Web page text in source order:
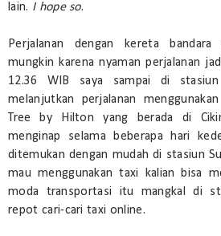
lain. I hope so.
Perjalanan dengan kereta
mungkin karena nyaman perjalanan
12.36 WIB saya sampai di
melanjutkan perjalanan
Tree by Hilton yang berada di
menginap selama beberapa hari
ditemukan dengan mudah di stasiun
mau menggunakan taxi kalian bisa
moda transportasi itu mangkal di
repot cari-cari taxi online.